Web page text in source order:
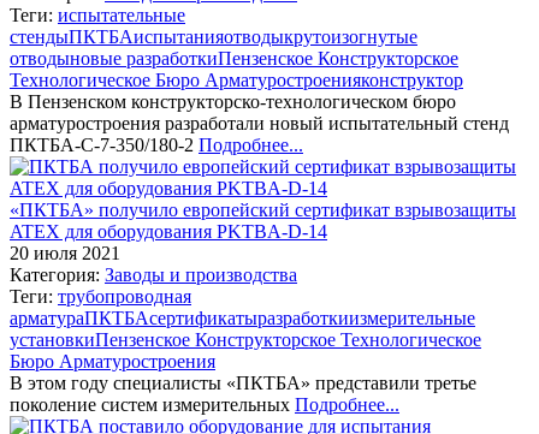
Теги: испытательные
стендыПКТБАиспытанияотводыкрутоизогнутые
отводыновые разработкиПензенское Конструкторское
Технологическое Бюро Арматуростроенияконструктор
В Пензенском конструкторско-технологическом бюро
арматуростроения разработали новый испытательный стенд
ПКТБА-С-7-350/180-2 Подробнее...
«ПКТБА» получило европейский сертификат взрывозащиты
ATEX для оборудования PKTBA-D-14
20 июля 2021
Категория: Заводы и производства
Теги: трубопроводная
арматураПКТБАсертификатыразработкиизмерительные
установкиПензенское Конструкторское Технологическое
Бюро Арматуростроения
В этом году специалисты «ПКТБА» представили третье
поколение систем измерительных Подробнее...